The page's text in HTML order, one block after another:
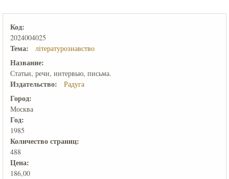
Код:
2024004025
Тема: літературознавство
Название:
Статьи, речи, интервью, письма.
Издательство: Радуга
Город:
Москва
Год:
1985
Количеcтво страниц:
488
Цена:
186,00